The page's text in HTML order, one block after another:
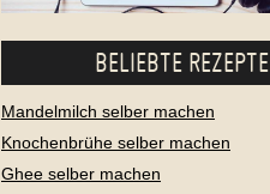
BELIEBTE REZEPTE
Mandelmilch selber machen
Knochenbrühe selber machen
Ghee selber machen